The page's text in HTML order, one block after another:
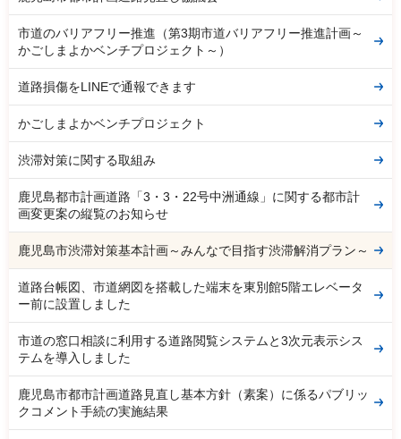
市道のバリアフリー推進（第3期市道バリアフリー推進計画～
かごしまよかベンチプロジェクト～）
道路損傷をLINEで通報できます
かごしまよかベンチプロジェクト
渋滞対策に関する取組み
鹿児島都市計画道路「3・3・22号中洲通線」に関する都市計
画変更案の縦覧のお知らせ
鹿児島市渋滞対策基本計画～みんなで目指す渋滞解消プラン～
道路台帳図、市道網図を搭載した端末を東別館5階エレベータ
ー前に設置しました
市道の窓口相談に利用する道路閲覧システムと3次元表示シス
テムを導入しました
鹿児島市都市計画道路見直し基本方針（素案）に係るパブリッ
クコメント手続の実施結果